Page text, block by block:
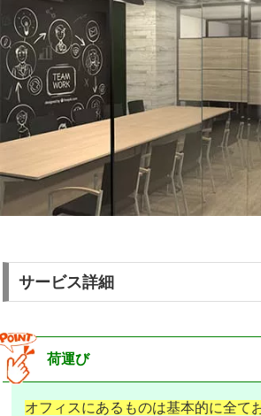
サービス詳細
荷運び
オフィスにあるものは基本的に全て